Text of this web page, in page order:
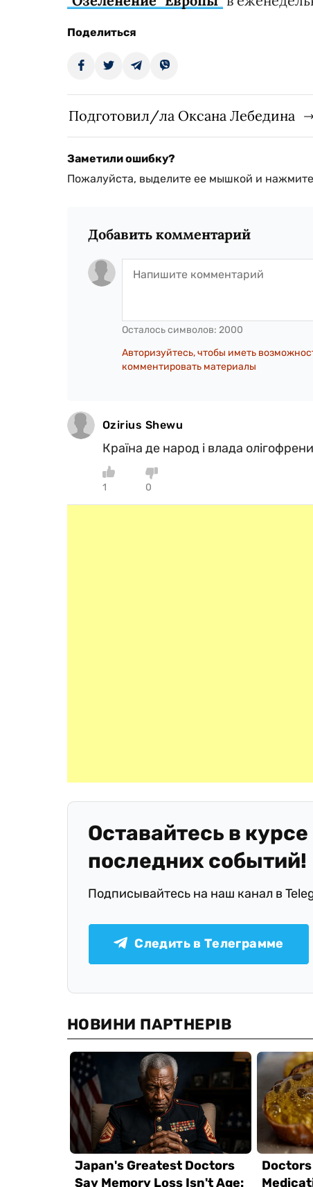
Поделиться
Подготовил/ла Оксана Лебедина
Заметили ошибку?
Пожалуйста, выделите ее мышкой и
Добавить комментарий
Осталось символов: 2000
Авторизуйтесь, чтобы иметь
комментировать материалы
Ozirius Shewu
Країна де народ і влада
1 0
Оставайтесь в курсе
последних событий!
Подписывайтесь на наш канал в
Следить в Телеграмме